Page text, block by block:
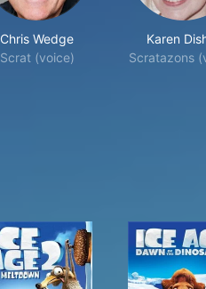
Chris Wedge
Scrat (voice)
Karen
Scratazons